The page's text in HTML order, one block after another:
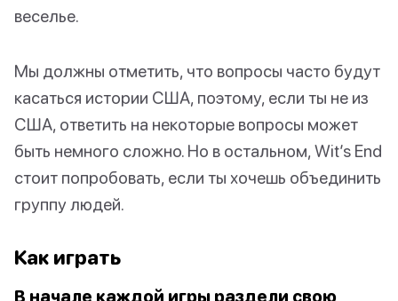
веселье.
Мы должны отметить, что вопросы часто будут
касаться истории США, поэтому, если ты не из
США, ответить на некоторые вопросы может
быть немного сложно. Но в остальном, Wit’s End
стоит попробовать, если ты хочешь объединить
группу людей.
Как играть
В начале каждой игры раздели свою